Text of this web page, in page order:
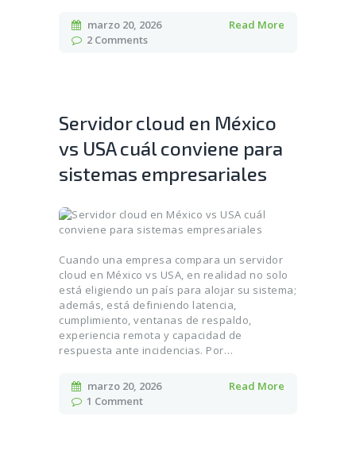
marzo 20, 2026
2 Comments
Read More
Servidor cloud en México
vs USA cuál conviene para
sistemas empresariales
Cuando una empresa compara un servidor
cloud en México vs USA, en realidad no solo
está eligiendo un país para alojar su sistema;
además, está definiendo latencia,
cumplimiento, ventanas de respaldo,
experiencia remota y capacidad de
respuesta ante incidencias. Por…
marzo 20, 2026
1 Comment
Read More